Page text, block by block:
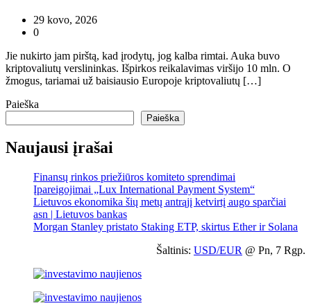
29 kovo, 2026
0
Jie nukirto jam pirštą, kad įrodytų, jog kalba rimtai. Auka buvo
kriptovaliutų verslininkas. Išpirkos reikalavimas viršijo 10 mln. O
žmogus, tariamai už baisiausio Europoje kriptovaliutų […]
Paieška
Paieška
Naujausi įrašai
Finansų rinkos priežiūros komiteto sprendimai
Įpareigojimai „Lux International Payment System“
Lietuvos ekonomika šių metų antrąjį ketvirtį augo sparčiai
asn | Lietuvos bankas
Morgan Stanley pristato Staking ETP, skirtus Ether ir Solana
Šaltinis: USD/EUR @ Pn, 7 Rgp.